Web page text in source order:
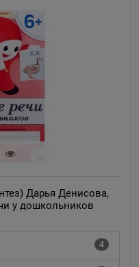
Дарья Денисова,
у дошкольников
4